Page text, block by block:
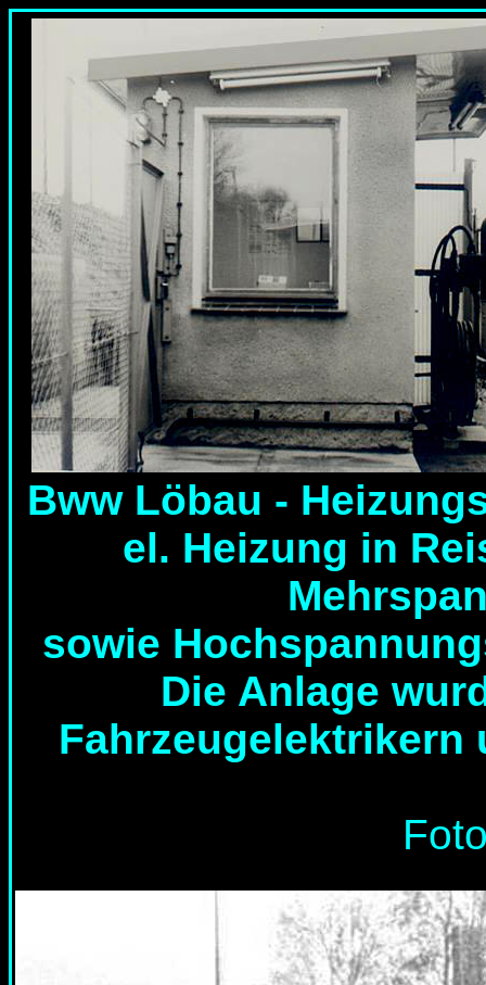
Bww Löbau -
el. Heizung in
sowie
Die Anlage
Fahrzeugelektrikern